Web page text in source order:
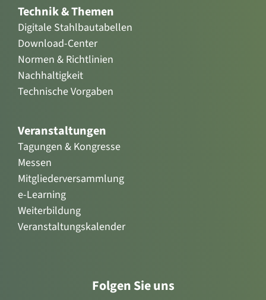
Technik & Themen
Digitale Stahlbautabellen
Download-Center
Normen & Richtlinien
Nachhaltigkeit
Technische Vorgaben
Veranstaltungen
Tagungen & Kongresse
Messen
Mitgliederversammlung
e-Learning
Weiterbildung
Veranstaltungskalender
Folgen Sie uns